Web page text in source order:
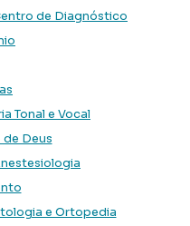
de Diagnóstico
Tonal e Vocal
de Deus
e Ortopedia